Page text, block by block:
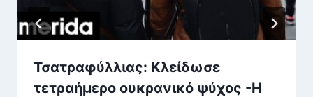
Τσατραφύλλιας: Κλείδωσε
τετραήμερο ουκρανικό ψύχος -Η